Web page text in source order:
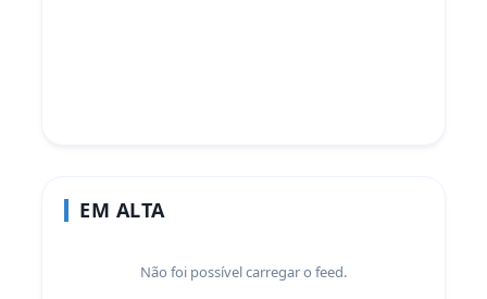
EM ALTA
Não foi possível carregar o feed.